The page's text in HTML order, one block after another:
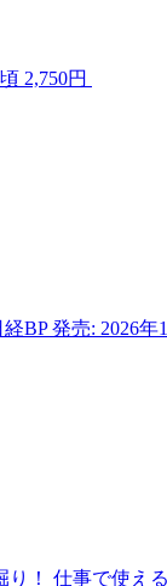
2,750円
経BP 発売: 2026年
り！ 仕事で使え